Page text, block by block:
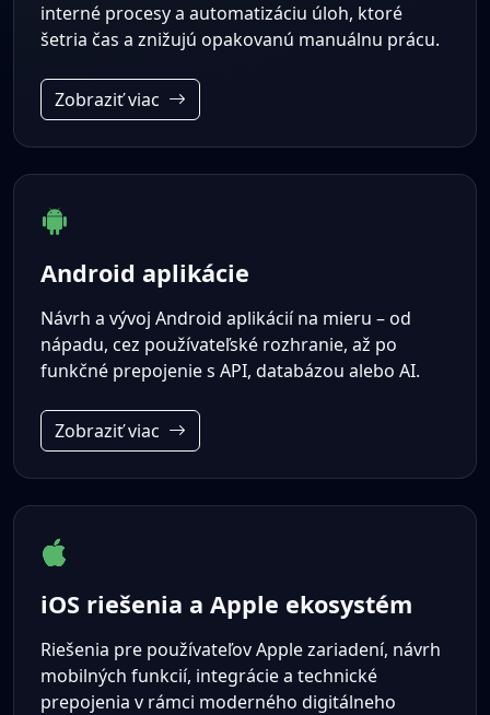
interné procesy a automatizáciu úloh, ktoré
šetria čas a znižujú opakovanú manuálnu prácu.
Zobraziť viac
Android aplikácie
Návrh a vývoj Android aplikácií na mieru – od
nápadu, cez používateľské rozhranie, až po
funkčné prepojenie s API, databázou alebo AI.
Zobraziť viac
iOS riešenia a Apple ekosystém
Riešenia pre používateľov Apple zariadení, návrh
mobilných funkcií, integrácie a technické
prepojenia v rámci moderného digitálneho